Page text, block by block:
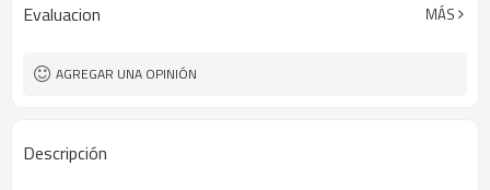
Evaluacion MÁS
AGREGAR UNA OPINIÓN
Descripción